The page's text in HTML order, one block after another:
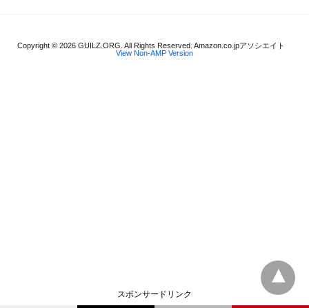
Copyright © 2026 GUILZ.ORG. All Rights Reserved. Amazon.co.jpアソシエイト
View Non-AMP Version
スポンサードリンク